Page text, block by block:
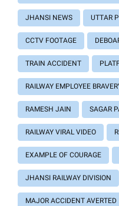
JHANSI NEWS UTTAR
CCTV FOOTAGE
TRAIN ACCIDENT
RAILWAY EMPLOYEE
RAMESH JAIN SAGAR
RAILWAY VIRAL VIDEO
EXAMPLE OF COURAGE
JHANSI RAILWAY DIVISION
MAJOR ACCIDENT AVERTED